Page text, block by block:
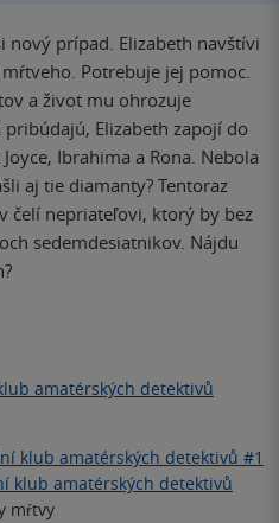
prípad. Elizabeth navštívi
Potrebuje jej pomoc.
a život mu ohrozuje
pribúdajú, Elizabeth zapojí do
Ibrahima a Rona. Nebola
aj tie diamanty? Tentoraz
čelí nepriateľovi, ktorý by bez
sedemdesiatnikov. Nájdu
amatérských detektivů
klub amatérských detektivů #1
klub amatérských detektivů
mŕtvy